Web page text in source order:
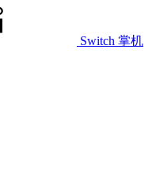
Switch 掌机